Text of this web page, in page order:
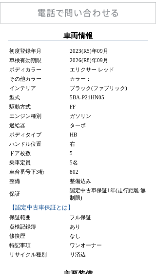
車両情報
初度登録年月
2023(R5)年09月
車検有効期限
2026(R8)年09月
ボディカラー
エリクサー レッド
その他カラー
カラー：
インテリア
ブラック(ファブリック)
型式
5BA-P21HN05
駆動方式
FF
エンジン種別
ガソリン
過給器
ターボ
ボディタイプ
HB
ハンドル位置
右
ドア枚数
5
乗車定員
5名
車台番号下3桁
802
整備
整備込み
保証
認定中古車保証1年(走行距離:無
制限)
【認定中古車保証とは】
保証範囲
フル保証
点検記録簿
あり
修復歴
なし
特記事項
ワンオーナー
リサイクル種別
リ済込